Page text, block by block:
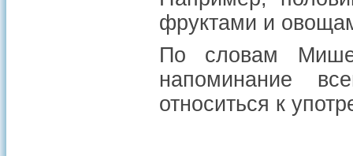
фруктами и
По словам
напоминание
относиться к